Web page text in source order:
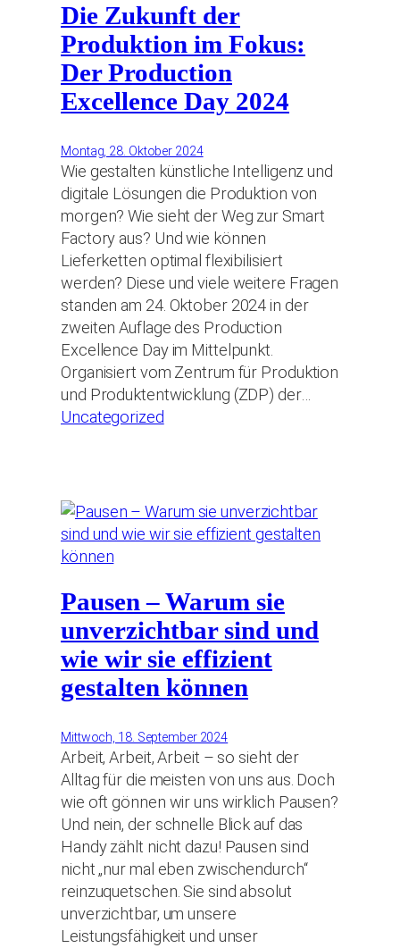
Die Zukunft der
Produktion im Fokus:
Der Production
Excellence Day 2024
Montag, 28. Oktober 2024
Wie gestalten künstliche Intelligenz und
digitale Lösungen die Produktion von
morgen? Wie sieht der Weg zur Smart
Factory aus? Und wie können
Lieferketten optimal flexibilisiert
werden? Diese und viele weitere Fragen
standen am 24. Oktober 2024 in der
zweiten Auflage des Production
Excellence Day im Mittelpunkt.
Organisiert vom Zentrum für Produktion
und Produktentwicklung (ZDP) der…
Uncategorized
Pausen – Warum sie
unverzichtbar sind und
wie wir sie effizient
gestalten können
Mittwoch, 18. September 2024
Arbeit, Arbeit, Arbeit – so sieht der
Alltag für die meisten von uns aus. Doch
wie oft gönnen wir uns wirklich Pausen?
Und nein, der schnelle Blick auf das
Handy zählt nicht dazu! Pausen sind
nicht „nur mal eben zwischendurch“
reinzuquetschen. Sie sind absolut
unverzichtbar, um unsere
Leistungsfähigkeit und unser